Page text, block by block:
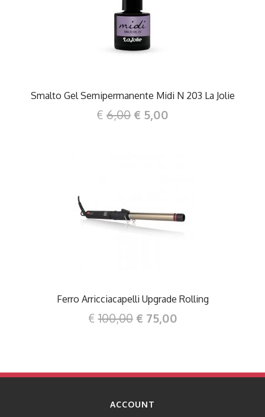
DETTAGLI
Smalto Gel Semipermanente Midi N 203 La Jolie
€ 6,00 € 5,00
DETTAGLI
Ferro Arricciacapelli Upgrade Rolling
€100,00 € 75,00
ACCOUNT